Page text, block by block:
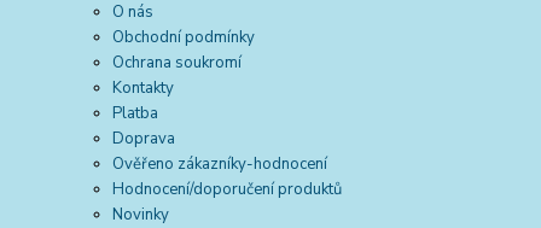
O nás
Obchodní podmínky
Ochrana soukromí
Kontakty
Platba
Doprava
Ověřeno zákazníky-hodnocení
Hodnocení/doporučení produktů
Novinky